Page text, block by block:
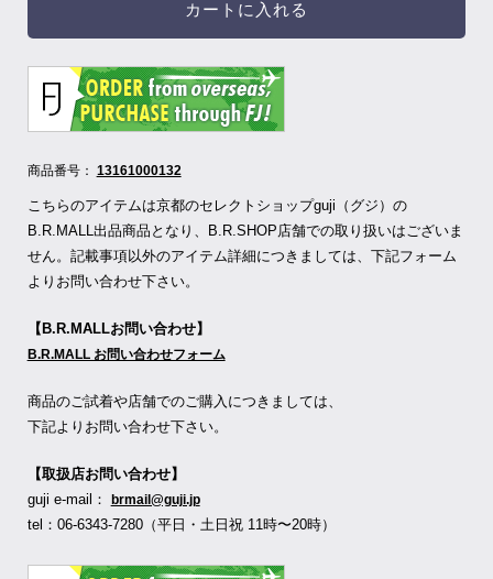
カートに入れる
商品番号： 13161000132
こちらのアイテムは京都のセレクトショップguji（グジ）の
B.R.MALL出品商品となり、B.R.SHOP店舗での取り扱いはございま
せん。記載事項以外のアイテム詳細につきましては、下記フォーム
よりお問い合わせ下さい。
【B.R.MALLお問い合わせ】
B.R.MALL お問い合わせフォーム
商品のご試着や店舗でのご購入につきましては、
下記よりお問い合わせ下さい。
【取扱店お問い合わせ】
guji e-mail：
brmail@guji.jp
tel：06-6343-7280（平日・土日祝 11時〜20時）